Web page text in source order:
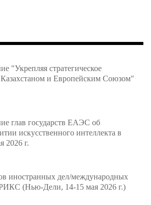
"Укрепляя стратегическое
и Европейским Союзом"
глав государств ЕАЭС об
искусственного интеллекта в
2026 г.
иностранных дел/международных
(Нью-Дели, 14-15 мая 2026 г.)